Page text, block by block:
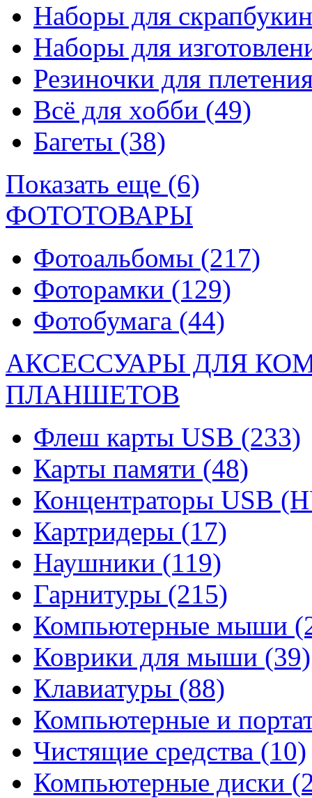
Наборы для
Наборы для
Резиночки для
Всё для хобби (49)
Багеты (38)
Показать еще (6)
ФОТОТОВАРЫ
Фотоальбомы (217)
Фоторамки (129)
Фотобумага (44)
АКСЕССУАРЫ ДЛЯ
ПЛАНШЕТОВ
Флеш карты USB (233)
Карты памяти (48)
Концентраторы USB
Картридеры (17)
Наушники (119)
Гарнитуры (215)
Компьютерные мыши
Коврики для мыши (39)
Клавиатуры (88)
Компьютерные и
Чистящие средства (10)
Компьютерные диски